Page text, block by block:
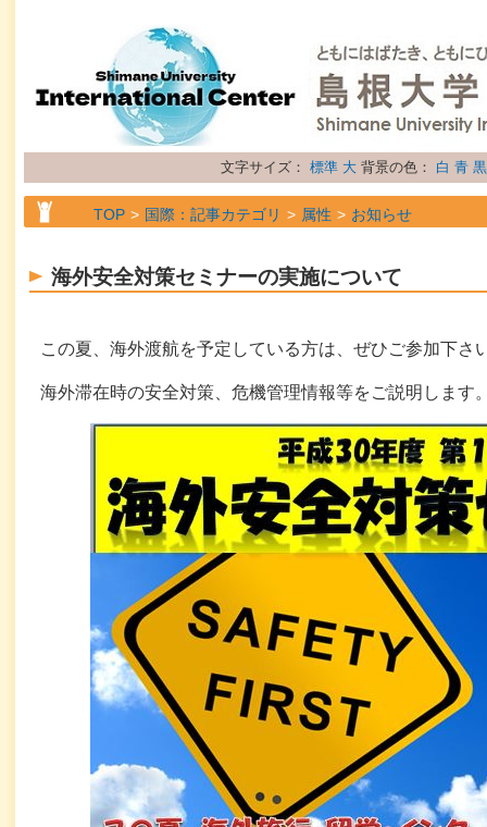
文字サイズ： 標準 大 背景の色： 白 青 黒
TOP 国際：記事カテゴリ 属性 お知らせ
海外安全対策セミナーの実施について
この夏、海外渡航を予定している方は、ぜひご参加下さ
海外滞在時の安全対策、危機管理情報等をご説明します